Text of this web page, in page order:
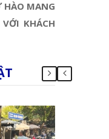
HÀO MANG
KHÁCH